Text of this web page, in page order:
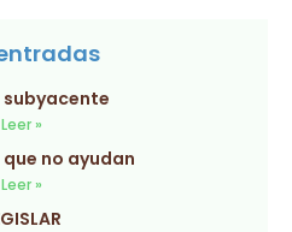
Leer »
no ayudan
Leer »